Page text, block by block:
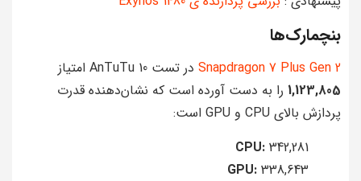
بنچمارک‌ها
Snapdragon 7 Plus Gen 2 در تست AnTuTu 10 امتیاز
1,123,805 را به دست آورده است که نشان‌دهنده قدرت
پردازش بالای CPU و GPU است:
CPU: 342,281
GPU: 338,643